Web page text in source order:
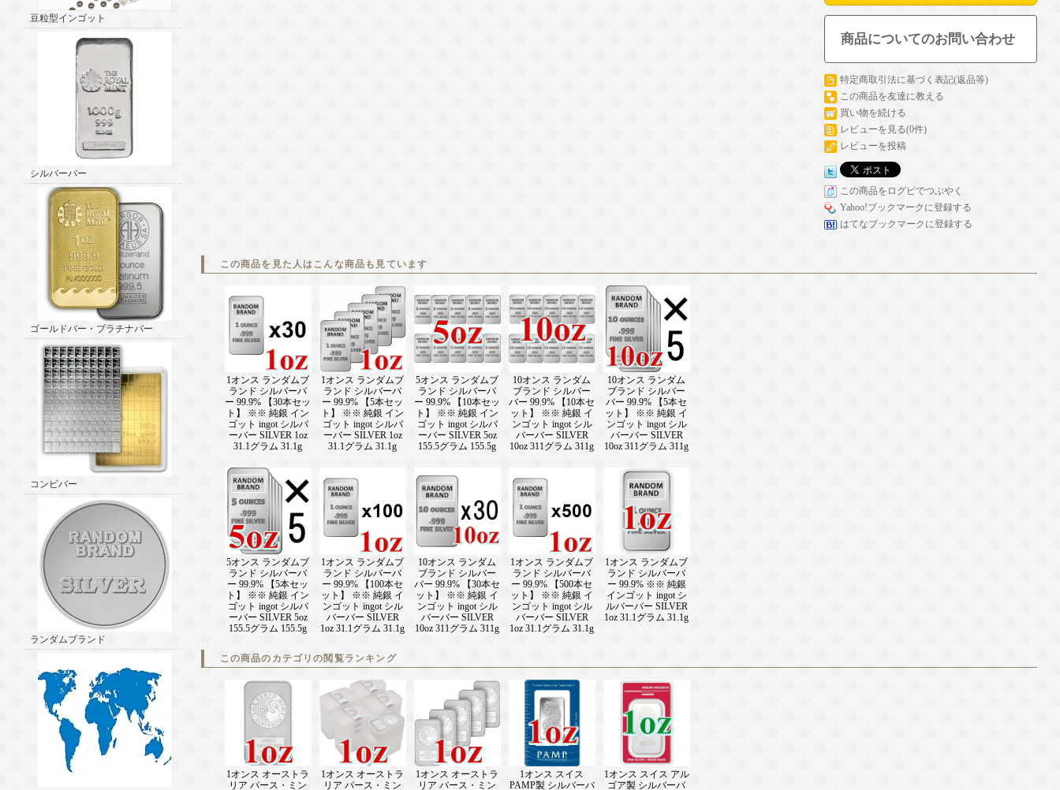
豆粒型インゴット
シルバーバー
ゴールドバー・プラチナバー
コンビバー
ランダムブランド
商品についてのお問い合わせ
特定商取引法に基づく表記(返品等)
この商品を友達に教える
買い物を続ける
レビューを見る(0件)
レビューを投稿
この商品をログピでつぶやく
Yahoo!ブックマークに登録する
はてなブックマークに登録する
この商品を見た人はこんな商品も見ています
1オンス ランダムブ
ランド シルバーバ
ー 99.9% 【30本セッ
ト】 ※※ 純銀 イン
ゴット ingot シルバ
ーバー SILVER 1oz
31.1グラム 31.1g
1オンス ランダムブ
ランド シルバーバ
ー 99.9% 【5本セッ
ト】 ※※ 純銀 イン
ゴット ingot シルバ
ーバー SILVER 1oz
31.1グラム 31.1g
5オンス ランダムブ
ランド シルバーバ
ー 99.9% 【10本セッ
ト】 ※※ 純銀 イン
ゴット ingot シルバ
ーバー SILVER 5oz
155.5グラム 155.5g
10オンス ランダム
ブランド シルバー
バー 99.9% 【10本セ
ット】 ※※ 純銀 イ
ンゴット ingot シル
バーバー SILVER
10oz 311グラム 311g
10オンス ランダム
ブランド シルバー
バー 99.9% 【5本セ
ット】 ※※ 純銀 イ
ンゴット ingot シル
バーバー SILVER
10oz 311グラム 311g
5オンス ランダムブ
ランド シルバーバ
ー 99.9% 【5本セッ
ト】 ※※ 純銀 イン
ゴット ingot シルバ
ーバー SILVER 5oz
155.5グラム 155.5g
1オンス ランダムブ
ランド シルバーバ
ー 99.9% 【100本セ
ット】 ※※ 純銀 イ
ンゴット ingot シル
バーバー SILVER
1oz 31.1グラム 31.1g
10オンス ランダム
ブランド シルバー
バー 99.9% 【30本セ
ット】 ※※ 純銀 イ
ンゴット ingot シル
バーバー SILVER
10oz 311グラム 311g
1オンス ランダムブ
ランド シルバーバ
ー 99.9% 【500本セ
ット】 ※※ 純銀 イ
ンゴット ingot シル
バーバー SILVER
1oz 31.1グラム 31.1g
1オンス ランダムブ
ランド シルバーバ
ー 99.9% ※※ 純銀
インゴット ingot シ
ルバーバー SILVER
1oz 31.1グラム 31.1g
この商品のカテゴリの閲覧ランキング
1オンス オーストラ
リア パース・ミン
1オンス オーストラ
リア パース・ミン
1オンス オーストラ
リア パース・ミン
1オンス スイス
PAMP製 シルバーバ
1オンス スイス アル
ゴア製 シルバーバ